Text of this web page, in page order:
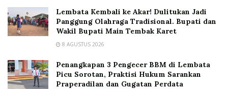
Lembata Kembali ke Akar! Dulitukan Jadi
Panggung Olahraga Tradisional. Bupati dan
Wakil Bupati Main Tembak Karet
8 AGUSTUS 2026
Penangkapan 3 Pengecer BBM di Lembata
Picu Sorotan, Praktisi Hukum Sarankan
Praperadilan dan Gugatan Perdata